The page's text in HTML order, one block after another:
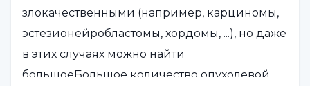
злокачественными (например, карциномы,
эстезионейробластомы, хордомы, ...), но даже
в этих случаях можно найти
большоеБольшое количество опухолевой